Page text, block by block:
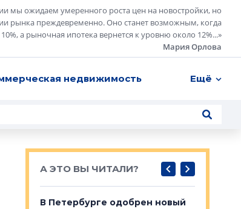
мы ожидаем умеренного роста цен на новостройки, но
рынка преждевременно. Оно станет возможным, когда
а рыночная ипотека вернется к уровню около 12%...»
Мария Орлова
недвижимость Ещё
А ЭТО ВЫ ЧИТАЛИ?
В Петербурге одобрен новый